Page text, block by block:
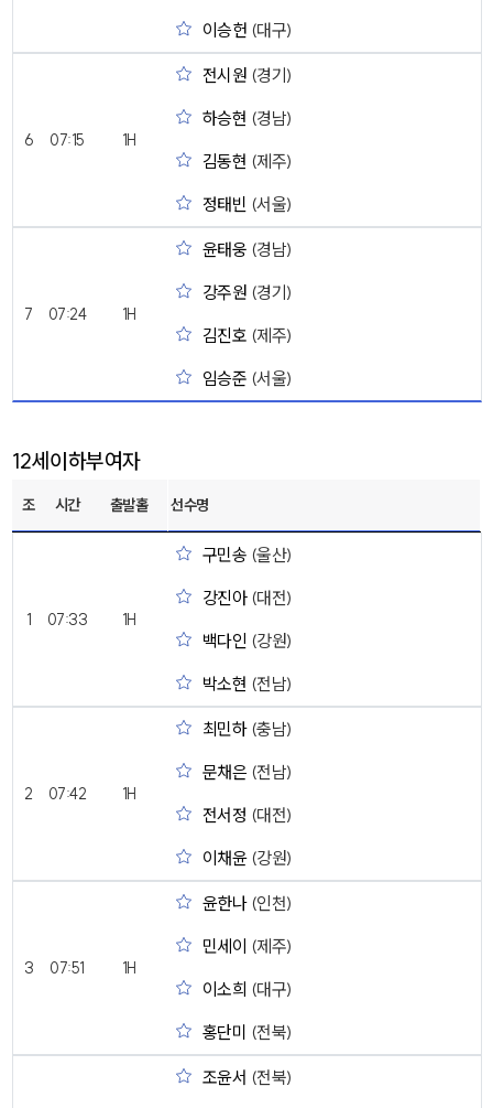
이승헌 (대구)
6 07:15 1H
전시원 (경기)
하승현 (경남)
김동현 (제주)
정태빈 (서울)
7 07:24 1H
윤태웅 (경남)
강주원 (경기)
김진호 (제주)
임승준 (서울)
12세이하부여자
조 시간 출발홀 선수명
1 07:33 1H
구민송 (울산)
강진아(대전)
백다인 (강원)
박소현 (전남)
2 07:42 1H
최민하(충남)
문채은 (전남)
전서정 (대전)
이채윤(강원)
3 07:51 1H
윤한나(인천)
민세이 (제주)
이소희 (대구)
홍단미 (전북)
조윤서 (전북)